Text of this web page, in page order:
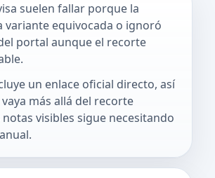
suelen fallar porque la
variante equivocada o ignoró
portal aunque el recorte
un enlace oficial directo, así
más allá del recorte
visibles sigue necesitando